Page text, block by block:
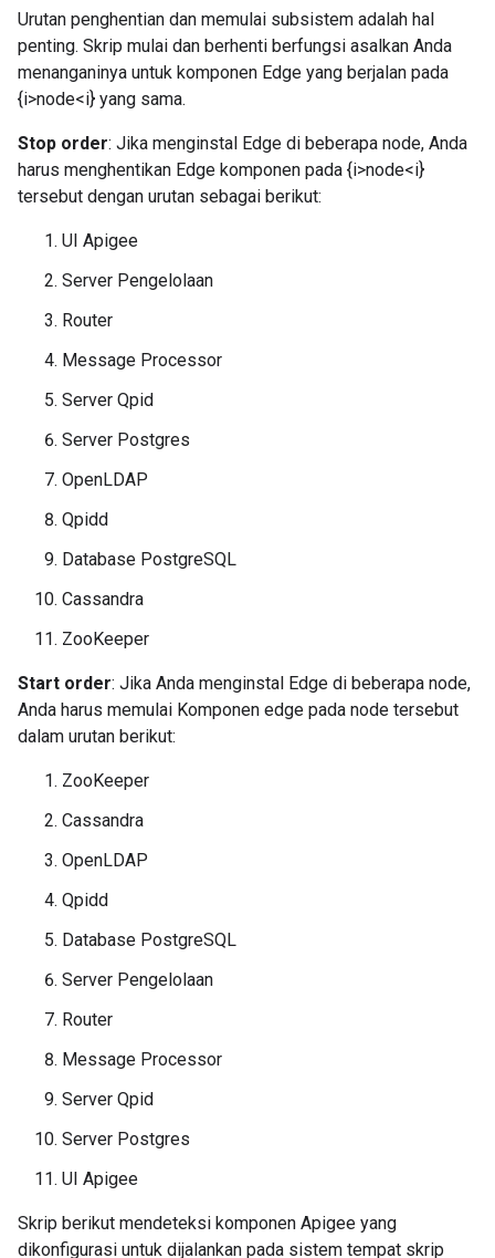
Urutan penghentian dan memulai subsistem adalah hal
penting. Skrip mulai dan berhenti berfungsi asalkan Anda
menanganinya untuk komponen Edge yang berjalan pada
{i>node<i} yang sama.
Stop order: Jika menginstal Edge di beberapa node, Anda
harus menghentikan Edge komponen pada {i>node<i}
tersebut dengan urutan sebagai berikut:
UI Apigee
Server Pengelolaan
Router
Message Processor
Server Qpid
Server Postgres
OpenLDAP
Qpidd
Database PostgreSQL
Cassandra
ZooKeeper
Start order: Jika Anda menginstal Edge di beberapa node,
Anda harus memulai Komponen edge pada node tersebut
dalam urutan berikut:
ZooKeeper
Cassandra
OpenLDAP
Qpidd
Database PostgreSQL
Server Pengelolaan
Router
Message Processor
Server Qpid
Server Postgres
UI Apigee
Skrip berikut mendeteksi komponen Apigee yang
dikonfigurasi untuk dijalankan pada sistem tempat skrip